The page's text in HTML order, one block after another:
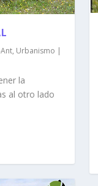
, Urbanismo |
la
al otro lado